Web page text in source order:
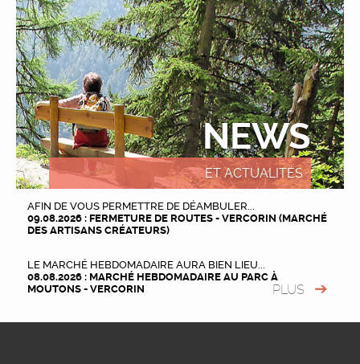
NEWS
ET ACTUALITÉS
AFIN DE VOUS PERMETTRE DE DÉAMBULER...
09.08.2026 : FERMETURE DE ROUTES - VERCORIN (MARCHÉ
DES ARTISANS CRÉATEURS)
LE MARCHÉ HEBDOMADAIRE AURA BIEN LIEU...
08.08.2026 : MARCHÉ HEBDOMADAIRE AU PARC À
MOUTONS - VERCORIN
PLUS